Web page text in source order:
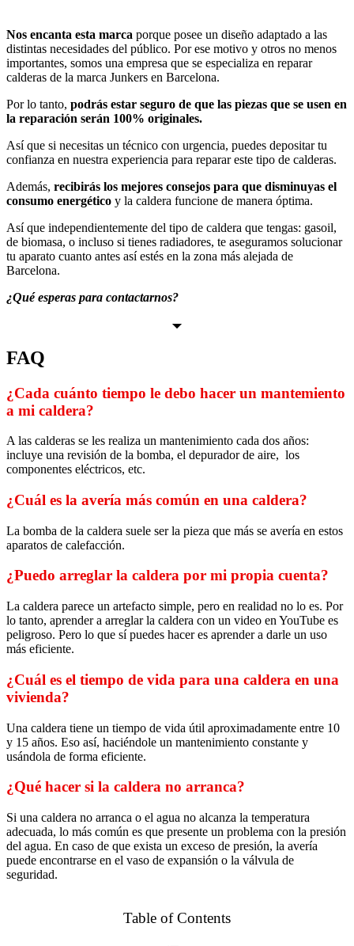
Nos encanta esta marca porque posee un diseño adaptado a las
distintas necesidades del público. Por ese motivo y otros no menos
importantes, somos una empresa que se especializa en reparar
calderas de la marca Junkers en Barcelona.
Por lo tanto, podrás estar seguro de que las piezas que se usen en
la reparación serán 100% originales.
Así que si necesitas un técnico con urgencia, puedes depositar tu
confianza en nuestra experiencia para reparar este tipo de calderas.
Además, recibirás los mejores consejos para que disminuyas el
consumo energético y la caldera funcione de manera óptima.
Así que independientemente del tipo de caldera que tengas: gasoil,
de biomasa, o incluso si tienes radiadores, te aseguramos solucionar
tu aparato cuanto antes así estés en la zona más alejada de
Barcelona.
¿Qué esperas para contactarnos?
FAQ
¿Cada cuánto tiempo le debo hacer un mantemiento
a mi caldera?
A las calderas se les realiza un mantenimiento cada dos años:
incluye una revisión de la bomba, el depurador de aire, los
componentes eléctricos, etc.
¿Cuál es la avería más común en una caldera?
La bomba de la caldera suele ser la pieza que más se avería en estos
aparatos de calefacción.
¿Puedo arreglar la caldera por mi propia cuenta?
La caldera parece un artefacto simple, pero en realidad no lo es. Por
lo tanto, aprender a arreglar la caldera con un video en YouTube es
peligroso. Pero lo que sí puedes hacer es aprender a darle un uso
más eficiente.
¿Cuál es el tiempo de vida para una caldera en una
vivienda?
Una caldera tiene un tiempo de vida útil aproximadamente entre 10
y 15 años. Eso así, haciéndole un mantenimiento constante y
usándola de forma eficiente.
¿Qué hacer si la caldera no arranca?
Si una caldera no arranca o el agua no alcanza la temperatura
adecuada, lo más común es que presente un problema con la presión
del agua. En caso de que exista un exceso de presión, la avería
puede encontrarse en el vaso de expansión o la válvula de
seguridad.
Table of Contents